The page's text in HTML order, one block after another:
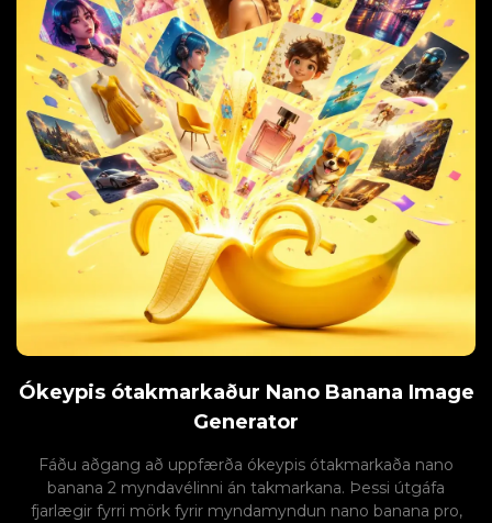
Ókeypis ótakmarkaður Nano Banana Image
Generator
Fáðu aðgang að uppfærða ókeypis ótakmarkaða nano
banana 2 myndavélinni án takmarkana. Þessi útgáfa
fjarlægir fyrri mörk fyrir myndamyndun nano banana pro,